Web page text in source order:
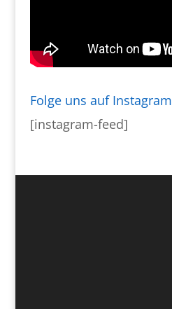
Folge uns auf Instagram
[instagram-feed]